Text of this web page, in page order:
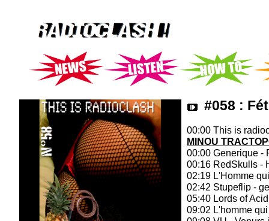
#058 :
00:00 This is
MINOU
00:00 Generique -
00:16 RedSkulls -
02:19 L'Homme
02:42 Stupeflip -
05:40 Lords of
09:02 L'homme